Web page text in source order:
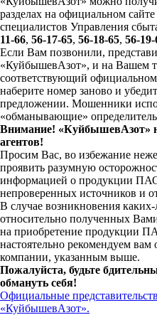
разделах на официальном
специалистов Управления
11-66, 56-17-65, 56-18-65, 56-19-
Если Вам позвонили,
«КуйбышевАзот», и на Вашем
соответствующий
наберите номер заново и
предложении. Мошенники
«обманывающие»
Внимание! «КуйбышевАзот»
агентов!
Просим Вас, во избежание
проявить разумную
информацией о продукции
непроверенных источников и
В случае возникновения
относительно полученных
на приобретение продукции
настоятельно рекомендуем
компании, указанным выше.
Пожалуйста, будьте
обмануть себя!
Официальные
«КуйбышевАзот».